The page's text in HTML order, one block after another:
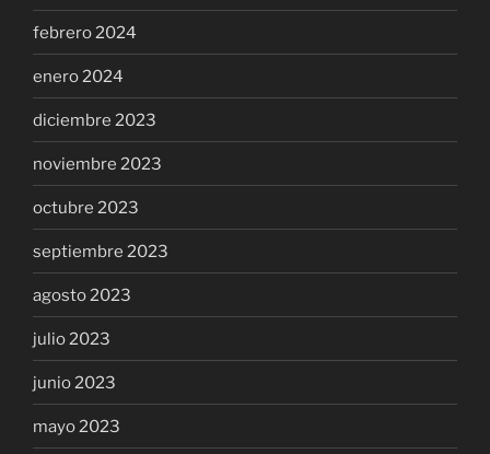
febrero 2024
enero 2024
diciembre 2023
noviembre 2023
octubre 2023
septiembre 2023
agosto 2023
julio 2023
junio 2023
mayo 2023